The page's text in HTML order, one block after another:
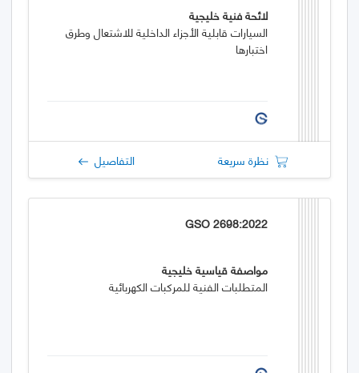
لائحة فنية خليجية
السيارات قابلية الأجزاء الداخلية للاشتعال وطرق
اختبارها
نظرة سريعة التفاصيل
GSO 2698:2022
مواصفة قياسية خليجية
المتطلبات الفنية للمركبات الكهربائية